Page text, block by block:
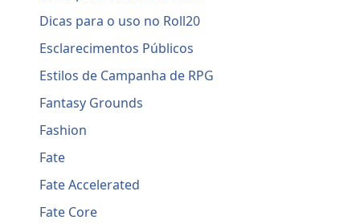
Dicas para o uso no Roll20
Esclarecimentos Públicos
Estilos de Campanha de RPG
Fantasy Grounds
Fashion
Fate
Fate Accelerated
Fate Core